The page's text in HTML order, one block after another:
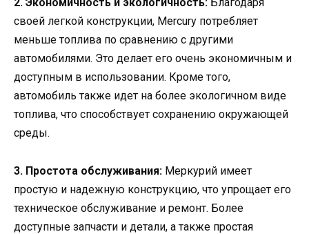
2. Экономичность и экологичность: Благодаря
своей легкой конструкции, Mercury потребляет
меньше топлива по сравнению с другими
автомобилями. Это делает его очень экономичным и
доступным в использовании. Кроме того,
автомобиль также идет на более экологичном виде
топлива, что способствует сохранению окружающей
среды.
3. Простота обслуживания: Меркурий имеет
простую и надежную конструкцию, что упрощает его
техническое обслуживание и ремонт. Более
доступные запчасти и детали, а также простая